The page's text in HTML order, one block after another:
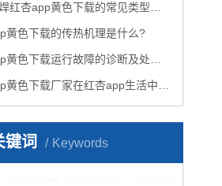
红杏app黄色下载的常见类型有哪些
黄色下载的传热机理是什么?
色下载运行故障的诊断及处理方法
下载厂家在红杏app生活中有哪些作用？
键词 Keywords